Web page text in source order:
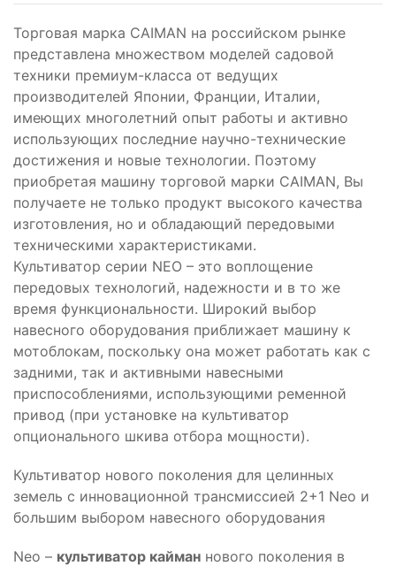
Торговая марка CAIMAN на российском рынке
представлена множеством моделей садовой
техники премиум-класса от ведущих
производителей Японии, Франции, Италии,
имеющих многолетний опыт работы и активно
использующих последние научно-технические
достижения и новые технологии. Поэтому
приобретая машину торговой марки CAIMAN, Вы
получаете не только продукт высокого качества
изготовления, но и обладающий передовыми
техническими характеристиками.
Культиватор серии NEO – это воплощение
передовых технологий, надежности и в то же
время функциональности. Широкий выбор
навесного оборудования приближает машину к
мотоблокам, поскольку она может работать как с
задними, так и активными навесными
приспособлениями, использующими ременной
привод (при установке на культиватор
опционального шкива отбора мощности).
Культиватор нового поколения для целинных
земель с инновационной трансмиссией 2+1 Neo и
большим выбором навесного оборудования
Neo – культиватор кайман нового поколения в